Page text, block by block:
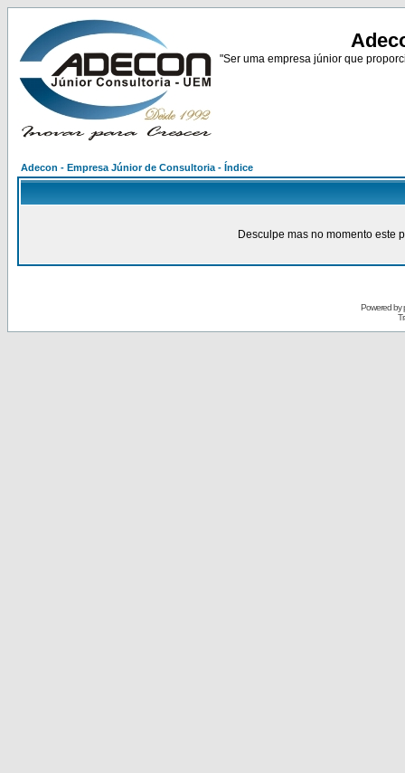
"Ser uma empresa júnior que
Adecon - Empresa Júnior de Consultoria - Índice
Desculpe mas no momento este
Powered by